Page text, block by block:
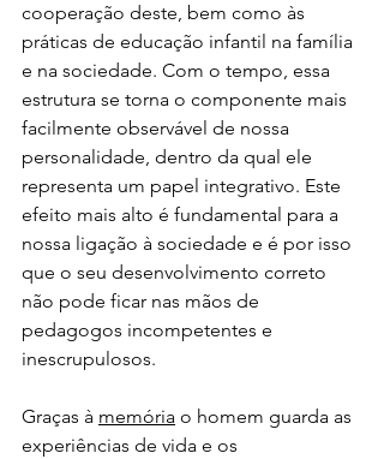
cooperação deste, bem como às
práticas de educação infantil na família
e na sociedade. Com o tempo, essa
estrutura se torna o componente mais
facilmente observável de nossa
personalidade, dentro da qual ele
representa um papel integrativo. Este
efeito mais alto é fundamental para a
nossa ligação à sociedade e é por isso
que o seu desenvolvimento correto
não pode ficar nas mãos de
pedagogos incompetentes e
inescrupulosos.
Graças à memória o homem guarda as
experiências de vida e os